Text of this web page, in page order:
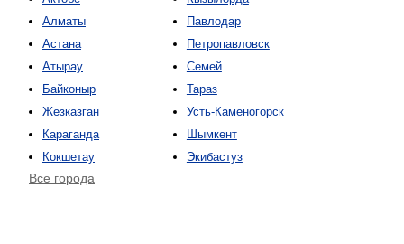
Алматы
Астана
Атырау
Байконыр
Жезказган
Караганда
Кокшетау
Павлодар
Петропавловск
Семей
Тараз
Усть-Каменогорск
Шымкент
Экибастуз
Все города